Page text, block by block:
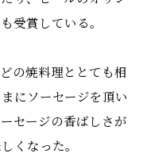
受賞している。
の焼料理ととても相
にソーセージを頂い
セージの香ばしさが
くなった。